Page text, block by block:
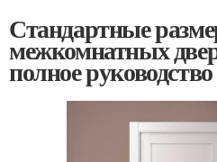
Стандартные
межкомнатных
полное руководство